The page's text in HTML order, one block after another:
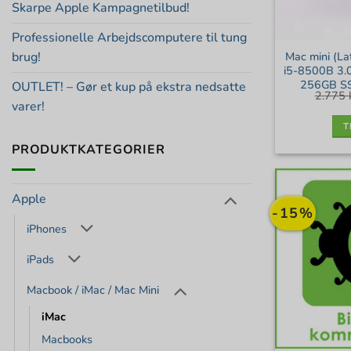
Skarpe Apple Kampagnetilbud!
Professionelle Arbejdscomputere til tung
brug!
OUTLET! – Gør et kup på ekstra nedsatte
varer!
PRODUKTKATEGORIER
Apple
iPhones
iPads
Macbook / iMac / Mac Mini
iMac
Macbooks
Mac mini
i5-8500B
256GB
2.775
-15%